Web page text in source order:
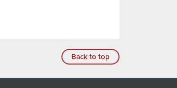
Back to top